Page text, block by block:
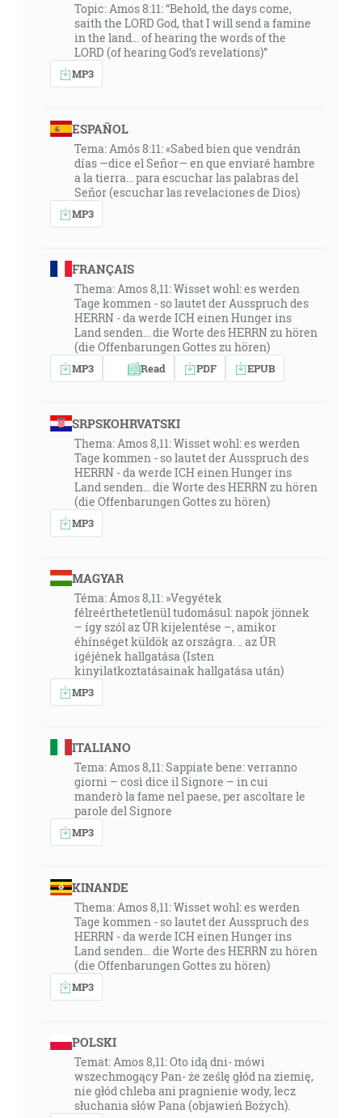
Topic: Amos 8:11: “Behold, the days come,
saith the LORD God, that I will send a famine
in the land... of hearing the words of the
LORD (of hearing God’s revelations)”
MP3
ESPAÑOL
Tema: Amós 8:11: «Sabed bien que vendrán
días —dice el Señor— en que enviaré hambre
a la tierra... para escuchar las palabras del
Señor (escuchar las revelaciones de Dios)
MP3
FRANÇAIS
Thema: Amos 8,11: Wisset wohl: es werden
Tage kommen - so lautet der Ausspruch des
HERRN - da werde ICH einen Hunger ins
Land senden... die Worte des HERRN zu hören
(die Offenbarungen Gottes zu hören)
MP3 Read PDF EPUB
SRPSKOHRVATSKI
Thema: Amos 8,11: Wisset wohl: es werden
Tage kommen - so lautet der Ausspruch des
HERRN - da werde ICH einen Hunger ins
Land senden... die Worte des HERRN zu hören
(die Offenbarungen Gottes zu hören)
MP3
MAGYAR
Téma: Ámos 8,11: »Vegyétek
félreérthetetlenül tudomásul: napok jönnek
– így szól az ÚR kijelentése –, amikor
éhínséget küldök az országra. .. az ÚR
igéjének hallgatása (Isten
kinyilatkoztatásainak hallgatása után)
MP3
ITALIANO
Tema: Amos 8,11: Sappiate bene: verranno
giorni – così dice il Signore – in cui
manderò la fame nel paese, per ascoltare le
parole del Signore
MP3
KINANDE
Thema: Amos 8,11: Wisset wohl: es werden
Tage kommen - so lautet der Ausspruch des
HERRN - da werde ICH einen Hunger ins
Land senden... die Worte des HERRN zu hören
(die Offenbarungen Gottes zu hören)
MP3
POLSKI
Temat: Amos 8,11: Oto idą dni- mówi
wszechmogący Pan- że ześlę głód na ziemię,
nie głód chleba ani pragnienie wody, lecz
słuchania słów Pana (objawień Bożych).